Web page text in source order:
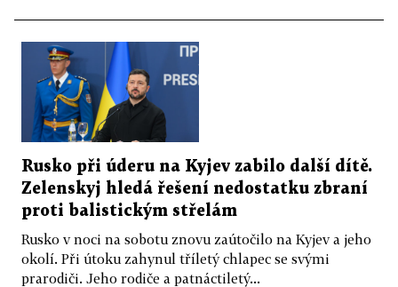
Rusko při úderu na Kyjev zabilo další dítě.
Zelenskyj hledá řešení nedostatku zbraní
proti balistickým střelám
Rusko v noci na sobotu znovu zaútočilo na Kyjev a jeho
okolí. Při útoku zahynul tříletý chlapec se svými
prarodiči. Jeho rodiče a patnáctiletý...